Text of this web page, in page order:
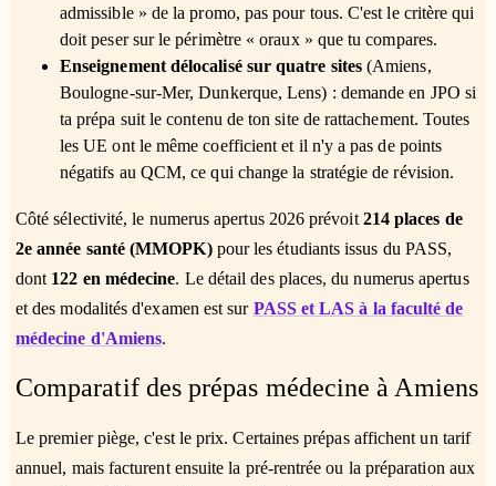
admissible » de la promo, pas pour tous. C'est le critère qui
doit peser sur le périmètre « oraux » que tu compares.
Enseignement délocalisé sur quatre sites(Amiens,
Boulogne-sur-Mer, Dunkerque, Lens) : demande en JPO si
ta prépa suit le contenu de ton site de rattachement. Toutes
les UE ont le même coefficient et il n'y a pas de points
négatifs au QCM, ce qui change la stratégie de révision.
Côté sélectivité, le numerus apertus 2026 prévoit 214 places de
2e année santé (MMOPK)pour les étudiants issus du PASS,
dont 122 en médecine. Le détail des places, du numerus apertus
et des modalités d'examen est sur PASS et LAS à la faculté de
médecine d'Amiens.
Comparatif des prépas médecine à Amiens
Le premier piège, c'est le prix. Certaines prépas affichent un tarif
annuel, mais facturent ensuite la pré-rentrée ou la préparation aux